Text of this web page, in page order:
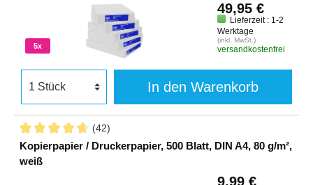
5x
49,95 €
Lieferzeit : 1-2
Werktage
(inkl. MwSt.)
versandkostenfrei
In den Warenkorb
(42)
Kopierpapier / Druckerpapier, 500 Blatt, DIN A4, 80 g/m²,
weiß
9,99 €